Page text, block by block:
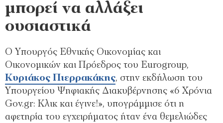
μπορεί να αλλάξει
ουσιαστικά
Ο Υπουργός Εθνικής Οικονομίας και
Οικονομικών και Πρόεδρος του Eurogroup,
Κυριάκος Πιερρακάκης, στην εκδήλωση του
Υπουργείου Ψηφιακής Διακυβέρνησης «6 Χρόνια
Gov.gr: Κλικ και έγινε!», υπογράμμισε ότι η
αφετηρία του εγχειρήματος ήταν ένα θεμελιώδες